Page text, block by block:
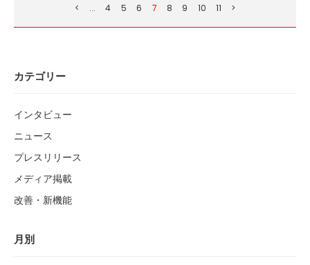
< ... 4 5 6 7 8 9 10 11 >
カテゴリー
インタビュー
ニュース
プレスリリース
メディア掲載
改善・新機能
月別